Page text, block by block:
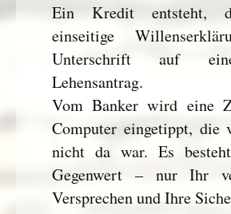
Ein Kredit entsteht,
einseitige
Unterschrift auf
Lehensantrag.
Vom Banker wird eine
Computer eingetippt, die
nicht da war. Es
Gegenwert – nur Ihr
Versprechen und Ihre